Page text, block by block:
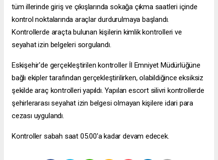
tüm illerinde giriş ve çıkışlarında sokağa çıkma saatleri içinde
kontrol noktalarında araçlar durdurulmaya başlandı.
Kontrollerde araçta bulunan kişilerin kimlik kontrolleri ve
seyahat izin belgeleri sorgulandı.
Eskişehir'de gerçekleştirilen kontroller İl Emniyet Müdürlüğüne
bağlı ekipler tarafından gerçekleştirilirken, olabildiğince eksiksiz
şekilde araç kontrolleri yapıldı. Yapılan escort silivri kontrollerde
şehirlerarası seyahat izin belgesi olmayan kişilere idari para
cezası uygulandı.
Kontroller sabah saat 05.00'a kadar devam edecek.